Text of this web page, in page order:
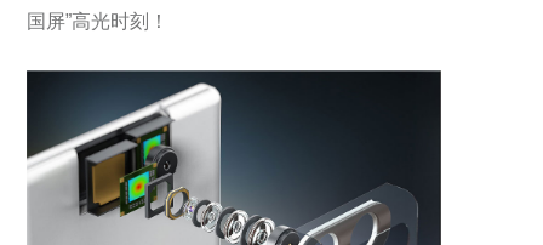
国屏”高光时刻！